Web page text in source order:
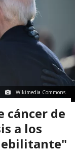
Wikimedia Commons.
cáncer de
a los